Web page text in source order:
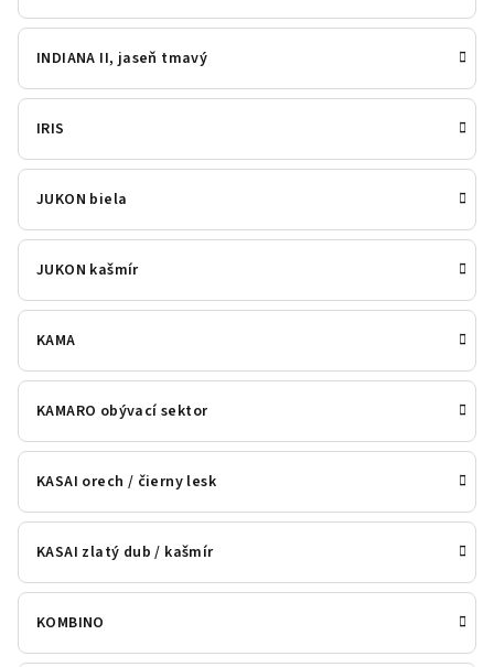
INDIANA II, jaseň tmavý
IRIS
JUKON biela
JUKON kašmír
KAMA
KAMARO obývací sektor
KASAI orech / čierny lesk
KASAI zlatý dub / kašmír
KOMBINO